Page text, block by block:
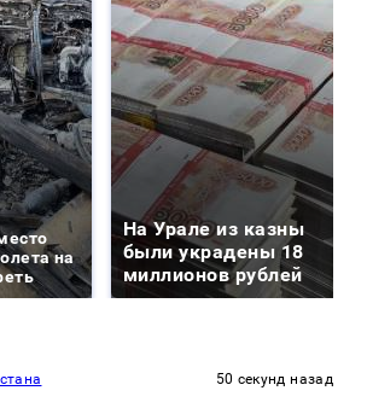
на
На Урале из казны
были украдены 18
миллионов рублей
50 секунд назад